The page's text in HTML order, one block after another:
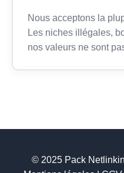
Nous acceptons la
Les niches illégales,
nos valeurs ne sont
© 2025 Pack